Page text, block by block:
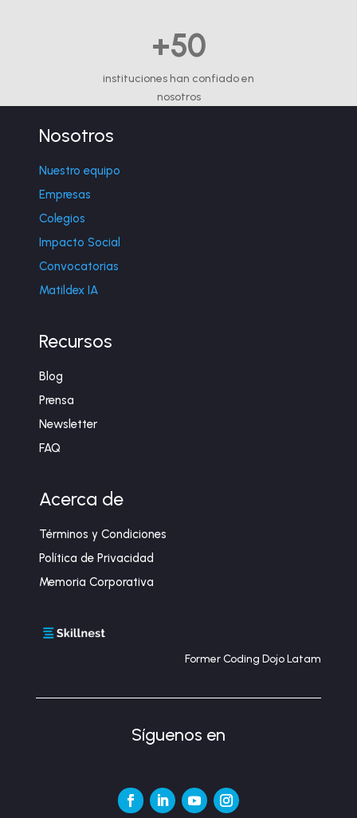
+50
instituciones han confiado en
nosotros
Nosotros
Nuestro equipo
Empresas
Colegios
Impacto Social
Convocatorias
Matildex IA
Recursos
Blog
Prensa
Newsletter
FAQ
Acerca de
Términos y Condiciones
Política de Privacidad
Memoria Corporativa
Former Coding Dojo Latam
Síguenos en